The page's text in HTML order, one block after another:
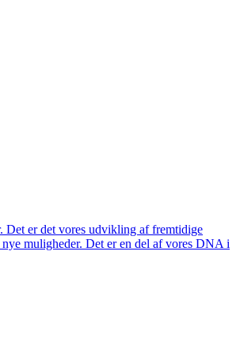
Det er det vores udvikling af fremtidige
muligheder. Det er en del af vores DNA i